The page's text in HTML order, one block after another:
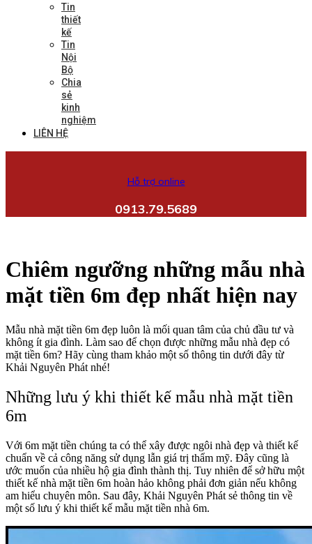
Tin
thiết
kế
Tin
Nội
Bộ
Chia
sẻ
kinh
nghiệm
LIÊN HỆ
Hỗ trợ online
0913.79.5689
Chiêm ngưỡng những mẫu nhà
mặt tiền 6m đẹp nhất hiện nay
Mẫu nhà mặt tiền 6m đẹp luôn là mối quan tâm của chủ đầu tư và
không ít gia đình. Làm sao để chọn được những mẫu nhà đẹp có
mặt tiền 6m? Hãy cùng tham khảo một số thông tin dưới đây từ
Khải Nguyên Phát nhé!
Những lưu ý khi thiết kế mẫu nhà mặt tiền
6m
Với 6m mặt tiền chúng ta có thể xây được ngôi nhà đẹp và thiết kế
chuẩn về cả công năng sử dụng lẫn giá trị thẩm mỹ. Đây cũng là
ước muốn của nhiều hộ gia đình thành thị. Tuy nhiên để sở hữu một
thiết kế nhà mặt tiền 6m hoàn hảo không phải đơn giản nếu không
am hiểu chuyên môn. Sau đây, Khải Nguyên Phát sẻ thông tin về
một số lưu ý khi thiết kế mẫu mặt tiền nhà 6m.